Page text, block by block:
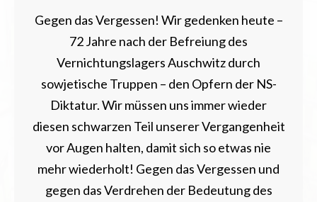
Gegen das Vergessen! Wir gedenken heute –
72 Jahre nach der Befreiung des
Vernichtungslagers Auschwitz durch
sowjetische Truppen – den Opfern der NS-
Diktatur. Wir müssen uns immer wieder
diesen schwarzen Teil unserer Vergangenheit
vor Augen halten, damit sich so etwas nie
mehr wiederholt! Gegen das Vergessen und
gegen das Verdrehen der Bedeutung des